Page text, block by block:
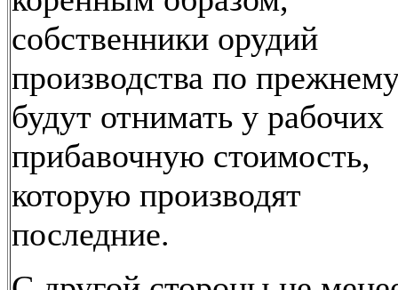
собственники орудий
производства по
будут отнимать у рабочих
прибавочную стоимость,
которую производят
последние.